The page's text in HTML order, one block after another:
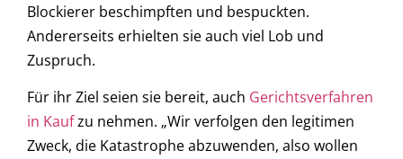
Blockierer beschimpften und bespuckten.
Andererseits erhielten sie auch viel Lob und
Zuspruch.
Für ihr Ziel seien sie bereit, auch Gerichtsverfahren
in Kaufzu nehmen. „Wir verfolgen den legitimen
Zweck, die Katastrophe abzuwenden, also wollen